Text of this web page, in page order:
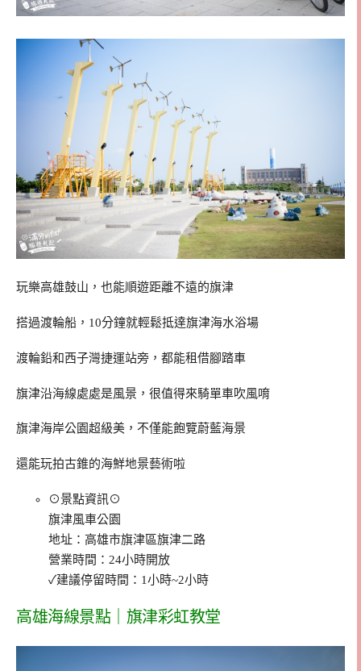
玩樂高雄鼓山，也能順遊距離不遠的旗津
搭過渡輪船，10分鐘就輕鬆抵達旗津海水浴場
渡輪鉛和西子灣捷運站旁，都能租借腳踏車
旗津沿海線處處是風景，很值得來騎單車吹風唷
旗津海岸公園超級美，不僅能飽覽蔚藍海景
還能玩拍古錐的海鮮地景藝術啦
⊙景點資訊⊙
旗津風車公園
地址：高雄市旗津區旗津二路
營業時間：24小時開放
✓建議停留時間：1小時~2小時
高雄海線景點｜旗津彩虹教堂